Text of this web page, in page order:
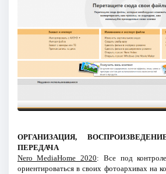
ОРГАНИЗАЦИЯ,
ПЕРЕДАЧА
Nero MediaHome 2020: Все под
ориентироваться в своих фотоархивах на